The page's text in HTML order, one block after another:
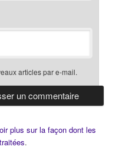
articles par e-mail.
plus sur la façon dont les
.